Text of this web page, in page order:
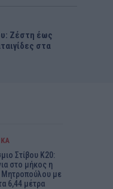
Ζέστη έως
στα
Στίβου Κ20:
στο μήκος η
Μητροπούλου με
6,44 μέτρα